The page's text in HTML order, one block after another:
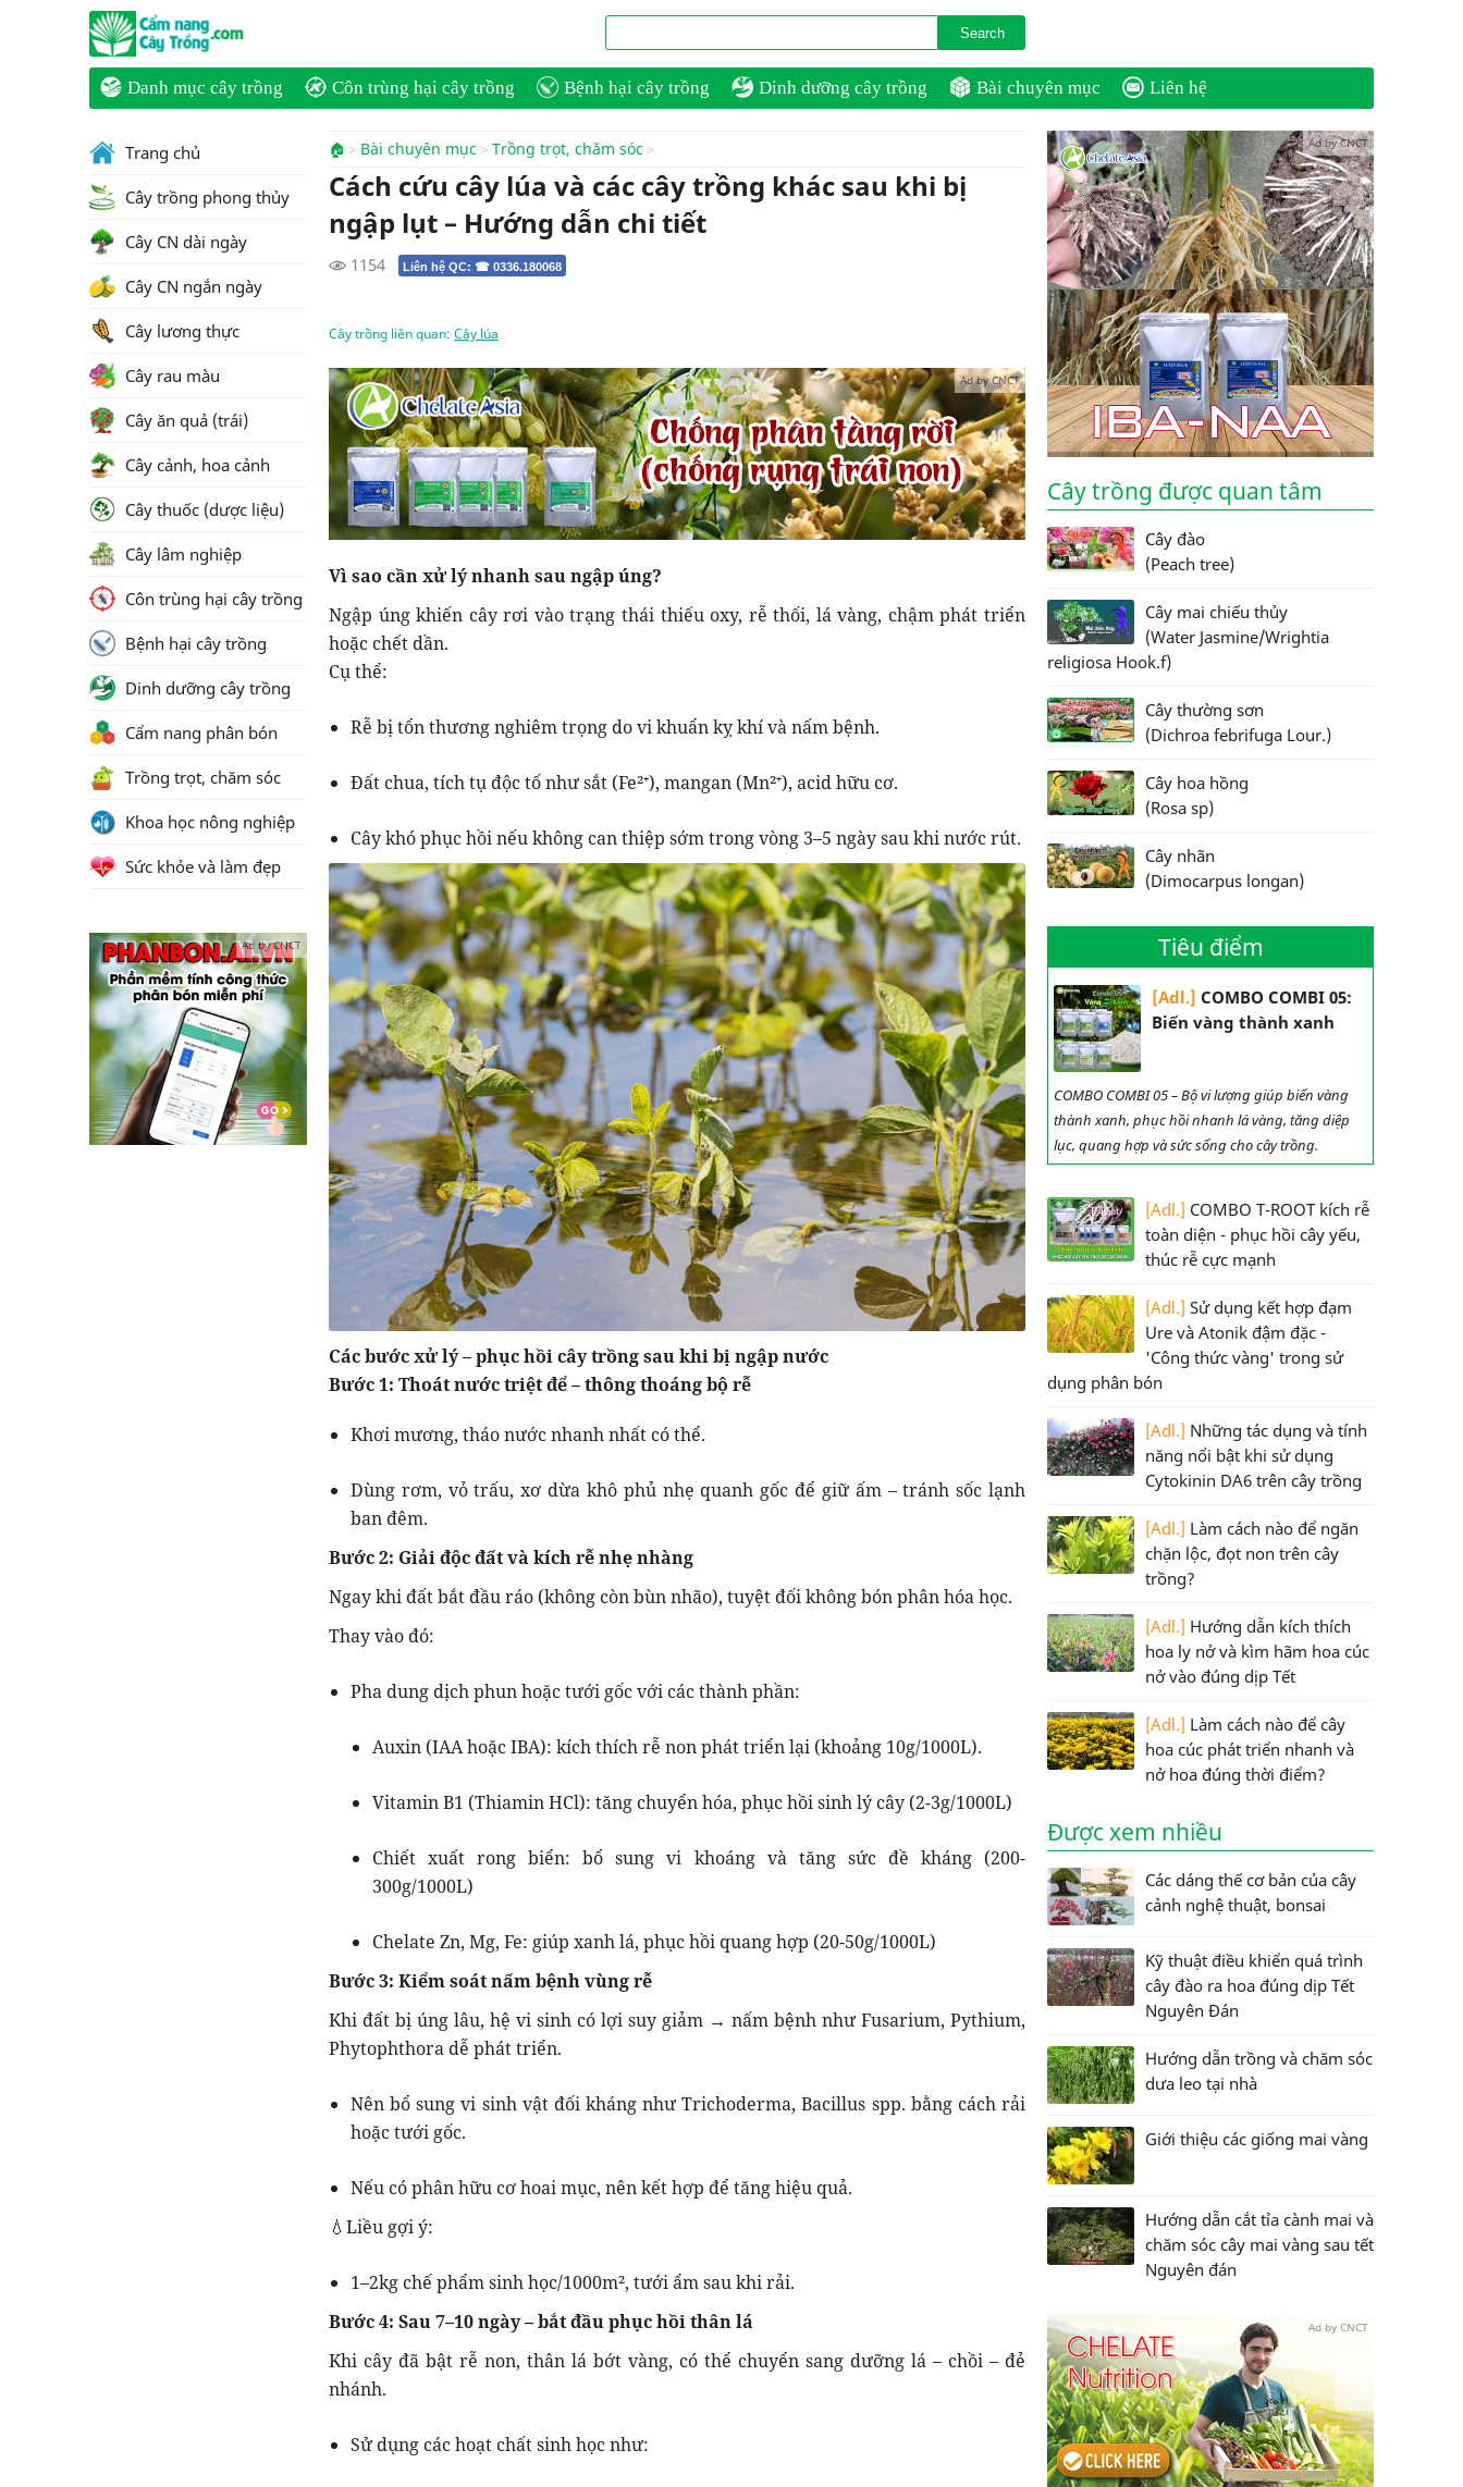
Danh mục cây trồng Côn trùng hại cây trồng Bệnh hại cây trồng Dinh dưỡng cây trồng Bài chuyên mục Liên hệ
🏠 Bài chuyên mục Trồng trọt, chăm sóc
Cách cứu cây lúa và các cây trồng khác sau khi bị
ngập lụt – Hướng dẫn chi tiết
1154 Liên hệ QC: ☎ 0336.180068
Cây trồng liên quan: Cây lúa
Ad by CNCT
Vì sao cần xử lý nhanh sau ngập úng?
Ngập úng khiến cây rơi vào trạng thái thiếu oxy, rễ thối, lá vàng, chậm phát triển
hoặc chết dần.
Cụ thể:
Rễ bị tổn thương nghiêm trọng do vi khuẩn kỵ khí và nấm bệnh.
Đất chua, tích tụ độc tố như sắt (Fe²⁺), mangan (Mn²⁺), acid hữu cơ.
Cây khó phục hồi nếu không can thiệp sớm trong vòng 3–5 ngày sau khi nước rút.
Các bước xử lý – phục hồi cây trồng sau khi bị ngập nước
Bước 1: Thoát nước triệt để – thông thoáng bộ rễ
Khơi mương, tháo nước nhanh nhất có thể.
Dùng rơm, vỏ trấu, xơ dừa khô phủ nhẹ quanh gốc để giữ ấm – tránh sốc lạnh
ban đêm.
Bước 2: Giải độc đất và kích rễ nhẹ nhàng
Ngay khi đất bắt đầu ráo (không còn bùn nhão), tuyệt đối không bón phân hóa học.
Thay vào đó:
Pha dung dịch phun hoặc tưới gốc với các thành phần:
Auxin (IAA hoặc IBA): kích thích rễ non phát triển lại (khoảng 10g/1000L).
Vitamin B1 (Thiamin HCl): tăng chuyển hóa, phục hồi sinh lý cây (2-3g/1000L)
Chiết xuất rong biển: bổ sung vi khoáng và tăng sức đề kháng (200-
300g/1000L)
Chelate Zn, Mg, Fe: giúp xanh lá, phục hồi quang hợp (20-50g/1000L)
Bước 3: Kiểm soát nấm bệnh vùng rễ
Khi đất bị úng lâu, hệ vi sinh có lợi suy giảm → nấm bệnh như Fusarium, Pythium,
Phytophthora dễ phát triển.
Nên bổ sung vi sinh vật đối kháng như Trichoderma, Bacillus spp. bằng cách rải
hoặc tưới gốc.
Nếu có phân hữu cơ hoai mục, nên kết hợp để tăng hiệu quả.
💧Liều gợi ý:
1–2kg chế phẩm sinh học/1000m², tưới ẩm sau khi rải.
Bước 4: Sau 7–10 ngày – bắt đầu phục hồi thân lá
Khi cây đã bật rễ non, thân lá bớt vàng, có thể chuyển sang dưỡng lá – chồi – đẻ
nhánh.
Sử dụng các hoạt chất sinh học như:
Ad by CNCT
Cây trồng được quan tâm
Cây đào
(Peach tree)
Cây mai chiếu thủy
(Water Jasmine/Wrightia
religiosa Hook.f)
Cây thường sơn
(Dichroa febrifuga Lour.)
Cây hoa hồng
(Rosa sp)
Cây nhãn
(Dimocarpus longan)
Tiêu điểm
[Adl.] COMBO COMBI 05:
Biến vàng thành xanh
COMBO COMBI 05 – Bộ vi lượng giúp biến vàng
thành xanh, phục hồi nhanh lá vàng, tăng diệp
lục, quang hợp và sức sống cho cây trồng.
[Adl.] COMBO T-ROOT kích rễ
toàn diện - phục hồi cây yếu,
thúc rễ cực mạnh
[Adl.] Sử dụng kết hợp đạm
Ure và Atonik đậm đặc -
'Công thức vàng' trong sử
dụng phân bón
[Adl.] Những tác dụng và tính
năng nổi bật khi sử dụng
Cytokinin DA6 trên cây trồng
[Adl.] Làm cách nào để ngăn
chặn lộc, đọt non trên cây
trồng?
[Adl.] Hướng dẫn kích thích
hoa ly nở và kìm hãm hoa cúc
nở vào đúng dịp Tết
[Adl.] Làm cách nào để cây
hoa cúc phát triển nhanh và
nở hoa đúng thời điểm?
Được xem nhiều
Các dáng thế cơ bản của cây
cảnh nghệ thuật, bonsai
Kỹ thuật điều khiển quá trình
cây đào ra hoa đúng dịp Tết
Nguyên Đán
Hướng dẫn trồng và chăm sóc
dưa leo tại nhà
Giới thiệu các giống mai vàng
Hướng dẫn cắt tỉa cành mai và
chăm sóc cây mai vàng sau tết
Nguyên đán
Ad by CNCT
Trang chủ
Cây trồng phong thủy
Cây CN dài ngày
Cây CN ngắn ngày
Cây lương thực
Cây rau màu
Cây ăn quả (trái)
Cây cảnh, hoa cảnh
Cây thuốc (dược liệu)
Cây lâm nghiệp
Côn trùng hại cây trồng
Bệnh hại cây trồng
Dinh dưỡng cây trồng
Cẩm nang phân bón
Trồng trọt, chăm sóc
Khoa học nông nghiệp
Sức khỏe và làm đẹp
Ad by CNCT